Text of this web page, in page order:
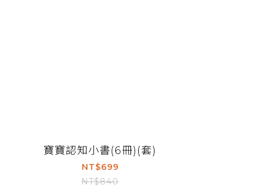
寶寶認知小書(6冊)(套)
NT$699
NT$840